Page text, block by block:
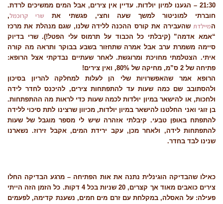
21:30 – הגענו למיון יולדות. עדיין אין צירים, אבל המים ממשיכים לרדת.
חוברתי למוניטור למשך שעה וחצי, פגשתי את שרי קרוכמל,
המיילדת שהעבירה את קורס ההכנה ללידה שלנו, שגם מנהלת את מרכז
“אמא אדמה” (קיבלתי כל הכבוד על תרמוס עלי הפטל!). שרי בדיוק
סיימה משמרת ערב אבל אמרה שתחזור בשבע בבוקר ותראה מה קורה
איתי. הצטלמתי מחויכת ומרוגשת. לאחר שעתיים נבדקתי אצל הרופא:
פתיחה של 2 ס”מ, מחיקה של 80%, ואין צירים!
הרופא אמר שהאפשרויות שלי הן לעלות למחלקה להריון בסיכון
ולהסתובב שם כמה שעות עד להתפתחות צירים, להיכנס לחדר לידה
ולחכות, או להישאר במיון יולדות לכמה שעות כדי לראות מה ההתפתחות.
בן זוגי ואני החלטנו להישאר במיון יולדות, מכיוון שרצינו לתת סיכוי ללידה
להתפתח באופן טבעי. קיבלתי אזהרה שיש לי מספר מוגבל של שעות
להתפתחות לידה, ולאחר מכן, עקב ירידת המים, אקבל זירוז. נשארנו
שנינו לבד בחדר.
כאילו שהבדיקה הוגינלית נתנה את אות הפתיחה – מרגע הבדיקה החלו
צירים כואבים מאוד אך קצרים, 20 שניות בכל 4 דקות. כל הזמן הזה הייתי
פעילה: על האסלה, במקלחת עם זרם מים חמים, נשענת קדימה, לפעמים